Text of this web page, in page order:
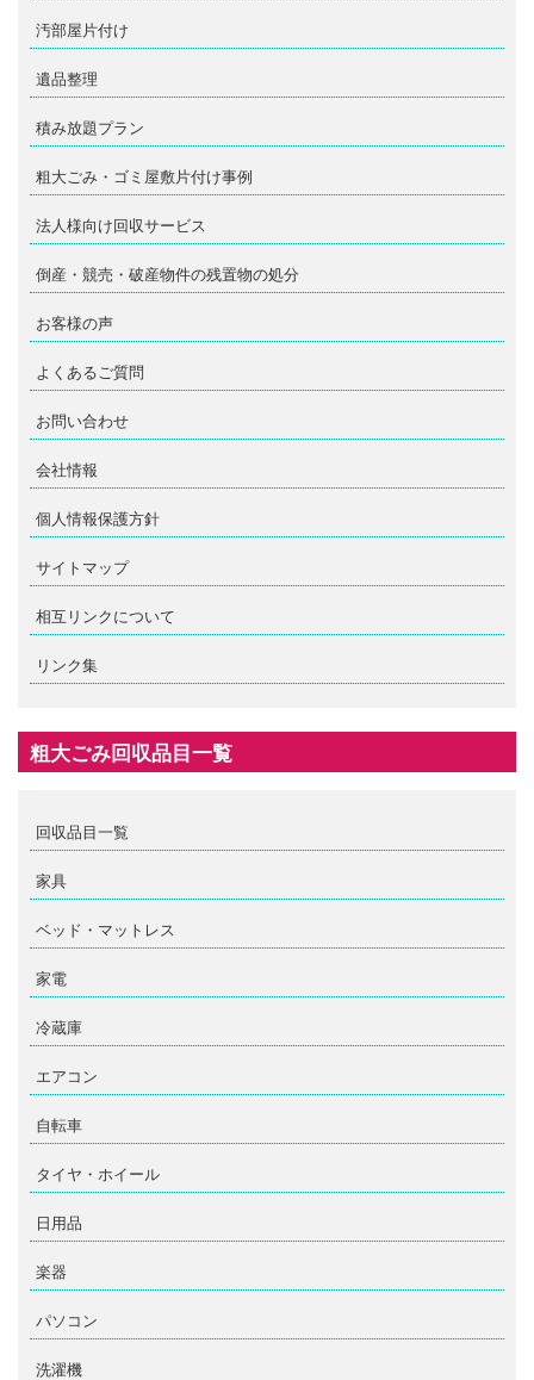
汚部屋片付け
遺品整理
積み放題プラン
粗大ごみ・ゴミ屋敷片付け事例
法人様向け回収サービス
倒産・競売・破産物件の残置物の処分
お客様の声
よくあるご質問
お問い合わせ
会社情報
個人情報保護方針
サイトマップ
相互リンクについて
リンク集
粗大ごみ回収品目一覧
回収品目一覧
家具
ベッド・マットレス
家電
冷蔵庫
エアコン
自転車
タイヤ・ホイール
日用品
楽器
パソコン
洗濯機